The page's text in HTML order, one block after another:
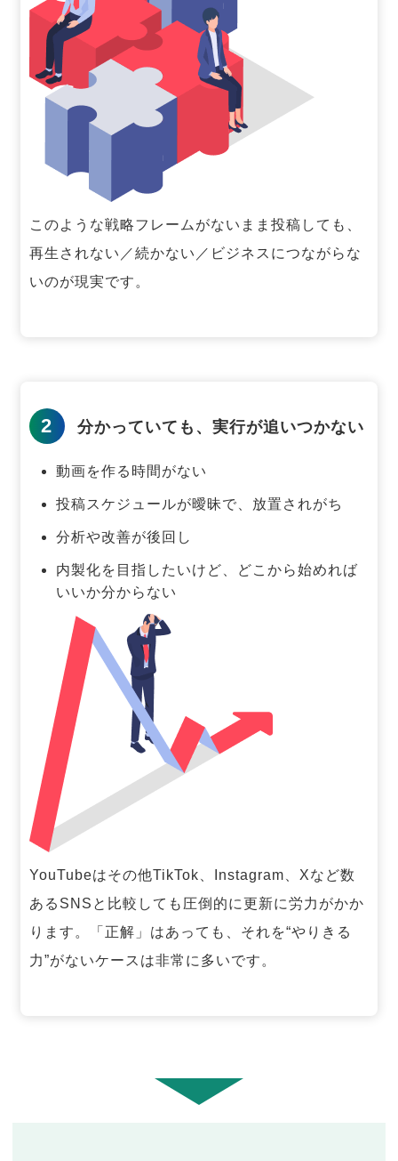
このような戦略フレームがないまま投稿しても、
再生されない／続かない／ビジネスにつながらな
いのが現実です。
2 分かっていても、実行が追いつかない
動画を作る時間がない
投稿スケジュールが曖昧で、放置されがち
分析や改善が後回し
内製化を目指したいけど、どこから始めれば
いいか分からない
YouTubeはその他TikTok、Instagram、Xなど数
あるSNSと比較しても圧倒的に更新に労力がかか
ります。「正解」はあっても、それを“やりきる
力”がないケースは非常に多いです。